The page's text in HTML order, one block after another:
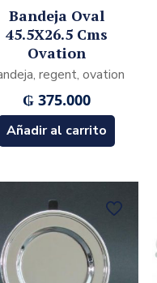
Bandeja Oval
45.5X26.5 Cms
Ovation
regent, ovation
₲ 375.000
Añadir al carrito